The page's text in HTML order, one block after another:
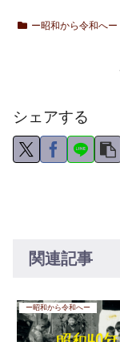
ー昭和から令和へー
シェアする
関連記事
ー昭和から令和へー